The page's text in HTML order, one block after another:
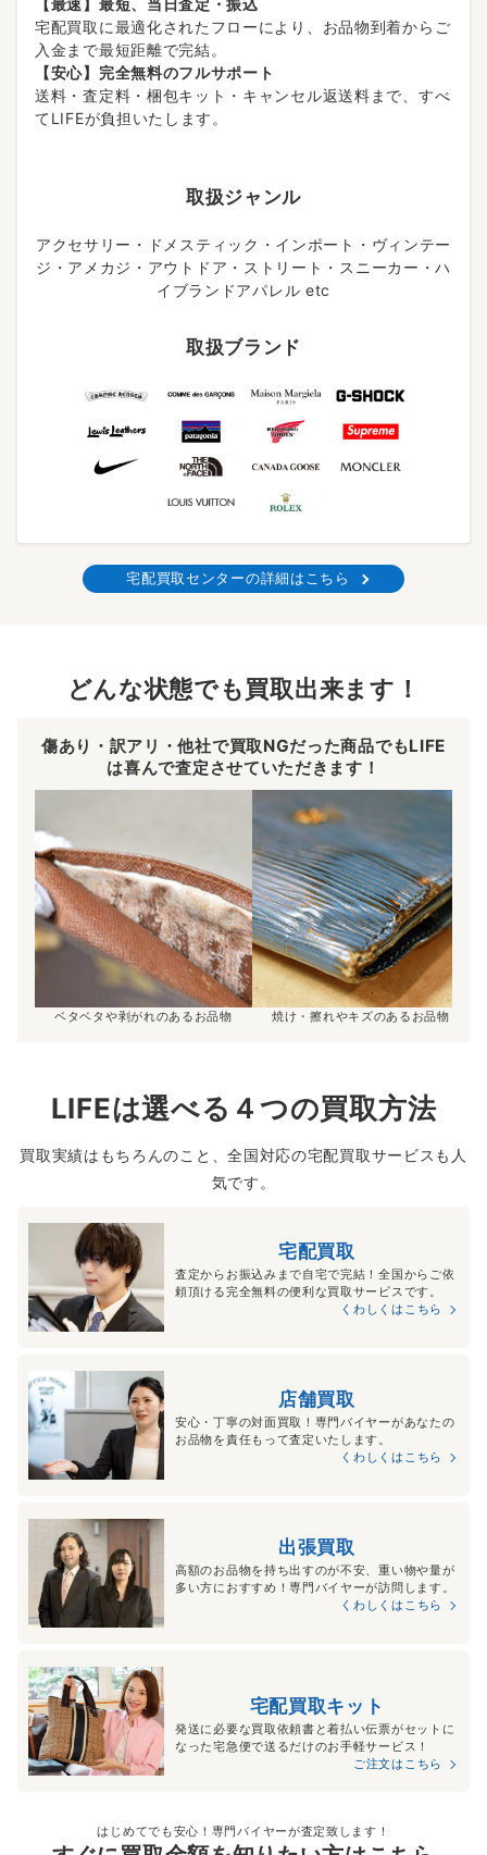
【最速】最短、当日査定・振込
宅配買取に最適化されたフローにより、お品物到着からご
入金まで最短距離で完結。
【安心】完全無料のフルサポート
送料・査定料・梱包キット・キャンセル返送料まで、すべ
てLIFEが負担いたします。
取扱ジャンル
アクセサリー・ドメスティック・インポート・ヴィンテー
ジ・アメカジ・アウトドア・ストリート・スニーカー・ハ
イブランドアパレル etc
取扱ブランド
宅配買取センターの詳細はこちら
どんな状態でも買取出来ます！
傷あり・訳アリ・他社で買取NGだった商品でもLIFE
は喜んで査定させていただきます！
ベタベタや剥がれのあるお品物 焼け・擦れやキズのあるお品物
LIFEは選べる４つの買取方法
買取実績はもちろんのこと、全国対応の宅配買取サービスも人
気です。
宅配買取
査定からお振込みまで自宅で完結！全国からご依
頼頂ける完全無料の便利な買取サービスです。
くわしくはこちら
店舗買取
安心・丁寧の対面買取！専門バイヤーがあなたの
お品物を責任もって査定いたします。
くわしくはこちら
出張買取
高額のお品物を持ち出すのが不安、重い物や量が
多い方におすすめ！専門バイヤーが訪問します。
くわしくはこちら
宅配買取キット
発送に必要な買取依頼書と着払い伝票がセットに
なった宅急便で送るだけのお手軽サービス！
ご注文はこちら
はじめてでも安心！専門バイヤーが査定致します！